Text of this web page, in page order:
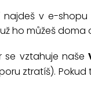
najdeš v e-
ho můžeš doma
se vztahuje naše
ztratíš).